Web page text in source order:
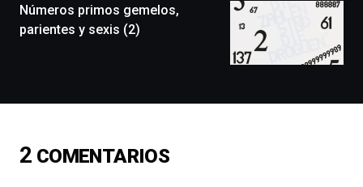
monólogos,
exposiciones,
conferencias,
de
16
Números primos gemelos,
parientes y sexis (2)
2 COMENTARIOS